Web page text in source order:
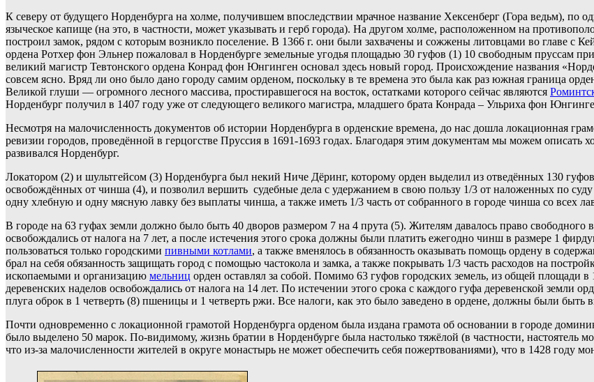
К северу от будущего Норденбурга на холме, получившем впоследствии мрачное название Хексенберг (Гора ведьм),
языческое капище (на это, в частности, может указывать и герб города). На другом холме, расположенном на
построил замок, рядом с которым возникло поселение. В 1366 г. они были захвачены и сожжены литовцами во главе с
ордена Ротхер фон Эльнер пожаловал в Норденбурге земельные угодья площадью 30 гуфов (1) 10 свободным пруссам
великий магистр Тевтонского ордена Конрад фон Юнгинген основал здесь новый город. Происхождение названия
совсем ясно. Вряд ли оно было дано городу самим орденом, поскольку в те времена это была как раз южная граница
Великой глуши — огромного лесного массива, простиравшегося на восток, остатками которого сейчас являются
Норденбург получил в 1407 году уже от следующего великого магистра, младшего брата Конрада – Ульриха фон
Несмотря на малочисленность документов об истории Норденбурга в орденские времена, до нас дошла локационная
ревизии городов, проведённой в герцогстве Пруссия в 1691-1693 годах. Благодаря этим документам мы можем описать
развивался Норденбург.
Локатором (2) и шультгейсом (3) Норденбурга был некий Ниче Дёринг, которому орден выделил из отведённых 130
освобождённых от чинша (4), и позволил вершить судебные дела с удержанием в свою пользу 1/3 от наложенных по
одну хлебную и одну мясную лавку без выплаты чинша, а также иметь 1/3 часть от собранного в городе чинша со всех
В городе на 63 гуфах земли должно было быть 40 дворов размером 7 на 4 прута (5). Жителям давалось право
освобождались от налога на 7 лет, а после истечения этого срока должны были платить ежегодно чинш в размере 1
пользоваться только городскими пивными котлами, а также вменялось в обязанность оказывать помощь ордену в
брал на себя обязанность защищать город с помощью частокола и замка, а также покрывать 1/3 часть расходов на
ископаемыми и организацию мельниц орден оставлял за собой. Помимо 63 гуфов городских земель, из общей площади
деревенских наделов освобождались от налога на 14 лет. По истечении этого срока с каждого гуфа деревенской земли
плуга оброк в 1 четверть (8) пшеницы и 1 четверть ржи. Все налоги, как это было заведено в ордене, должны были
Почти одновременно с локационной грамотой Норденбурга орденом была издана грамота об основании в городе
было выделено 50 марок. По-видимому, жизнь братии в Норденбурге была настолько тяжёлой (в частности, настоятель
что из-за малочисленности жителей в округе монастырь не может обеспечить себя пожертвованиями), что в 1428 году